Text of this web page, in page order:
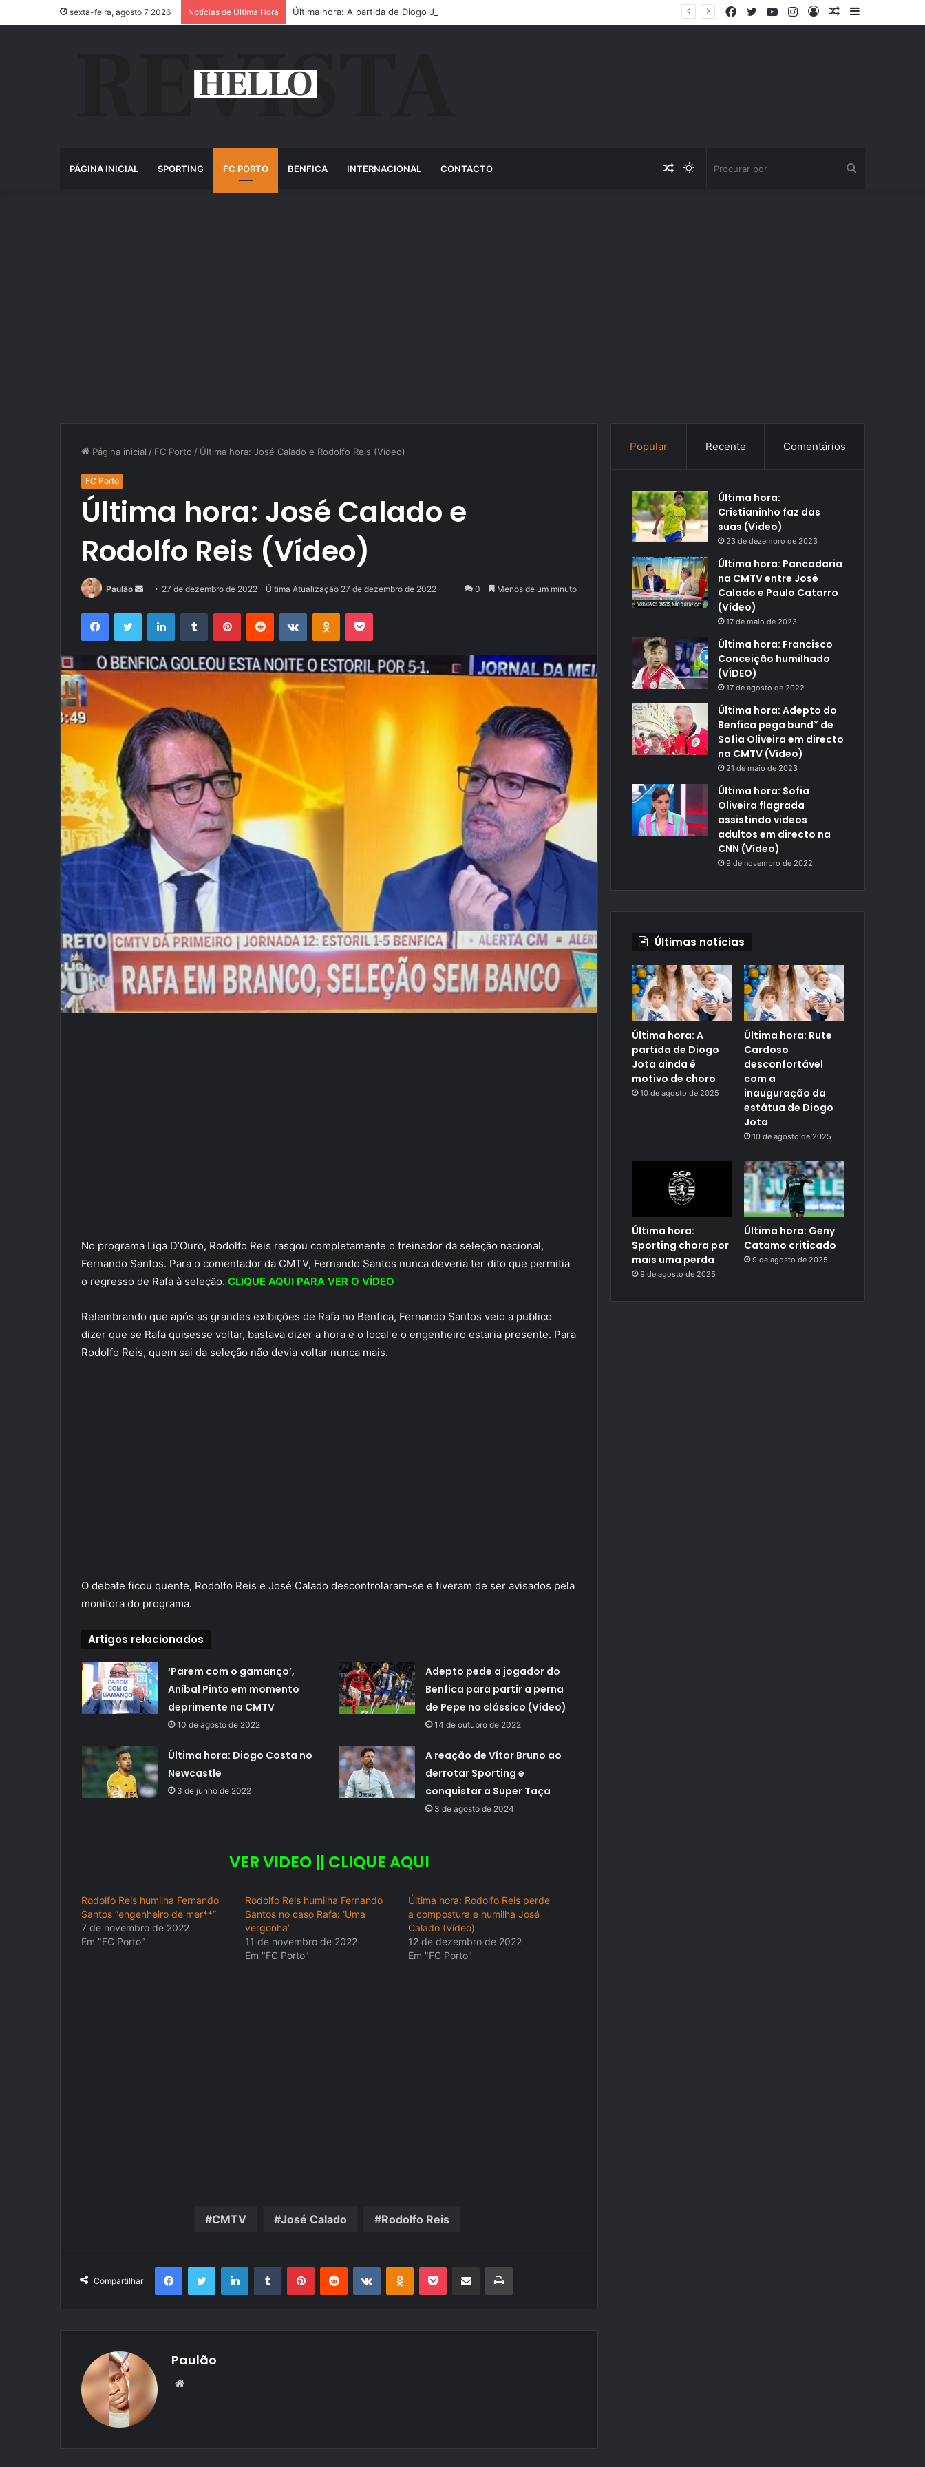
sexta-feira, agosto 7 2026 Notícias de Última Hora Última hora: A partida de Diogo Jota ainda é motivo de choro
Barra
Artigo
Entrar
Instagram
YouTube
Twitter
Facebook
PÁGINA INICIAL SPORTING FC PORTO BENFICA INTERNACIONAL CONTACTO Switch
Artigo
Página inicial / FC Porto / Última hora: José Calado e Rodolfo Reis (Vídeo)
FC Porto
Última hora: José Calado e
Rodolfo Reis (Vídeo)
Paulão
Mande
mail
27 de dezembro de 2022 Última Atualização 27 de dezembro de 2022 0 Menos de um minuto
FacebookTwitter LinkedinTumblr PinterestReddit VK OK Pocket
No programa Liga D’Ouro, Rodolfo Reis rasgou completamente o treinador da seleção nacional,
Fernando Santos. Para o comentador da CMTV, Fernando Santos nunca deveria ter dito que permitia
o regresso de Rafa à seleção. CLIQUE AQUI PARA VER O VÍDEO
Relembrando que após as grandes exibições de Rafa no Benfica, Fernando Santos veio a publico
dizer que se Rafa quisesse voltar, bastava dizer a hora e o local e o engenheiro estaria presente. Para
Rodolfo Reis, quem sai da seleção não devia voltar nunca mais.
O debate ficou quente, Rodolfo Reis e José Calado descontrolaram-se e tiveram de ser avisados pela
monitora do programa.
Artigos relacionados
‘Parem com o gamanço’,
Aníbal Pinto em momento
deprimente na CMTV
10 de agosto de 2022
Adepto pede a jogador do
Benfica para partir a perna
de Pepe no clássico (Vídeo)
14 de outubro de 2022
Última hora: Diogo Costa no
Newcastle
3 de junho de 2022
A reação de Vítor Bruno ao
derrotar Sporting e
conquistar a Super Taça
3 de agosto de 2024
VER VIDEO || CLIQUE AQUI
Rodolfo Reis humilha Fernando
Santos “engenheiro de mer**”
7 de novembro de 2022
Em "FC Porto"
Rodolfo Reis humilha Fernando
Santos no caso Rafa: ‘Uma
vergonha’
11 de novembro de 2022
Em "FC Porto"
Última hora: Rodolfo Reis perde
a compostura e humilha José
Calado (Vídeo)
12 de dezembro de 2022
Em "FC Porto"
CMTV José Calado Rodolfo Reis
Compartilhar
FacebookTwitter LinkedinTumblr PinterestReddit VK OK Pocket Compartilhar via e-mail Imprimir
Paulão
Website
Popular Recente Comentários
Última hora:
Cristianinho faz das
suas (Video)
23 de dezembro de 2023
Última hora: Pancadaria
na CMTV entre José
Calado e Paulo Catarro
(Vídeo)
17 de maio de 2023
Última hora: Francisco
Conceição humilhado
(VÍDEO)
17 de agosto de 2022
Última hora: Adepto do
Benfica pega bund* de
Sofia Oliveira em directo
na CMTV (Vídeo)
21 de maio de 2023
Última hora: Sofia
Oliveira flagrada
assistindo videos
adultos em directo na
CNN (Vídeo)
9 de novembro de 2022
Últimas notícias
Última hora: A
partida de Diogo
Jota ainda é
motivo de choro
10 de agosto de 2025
Última hora: Rute
Cardoso
desconfortável
com a
inauguração da
estátua de Diogo
Jota
10 de agosto de 2025
Última hora:
Sporting chora por
mais uma perda
9 de agosto de 2025
Última hora: Geny
Catamo criticado
9 de agosto de 2025